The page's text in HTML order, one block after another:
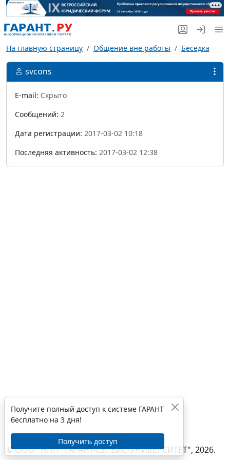
На главную страницу Общение вне работы Беседка
svcons
E-mail: Скрыто
Сообщений: 2
Дата регистрации: 2017-03-02 10:18
Последняя активность: 2017-03-02 12:38
© ООО "НПП "ГАРАНТ-СЕРВИС-УНИВЕРСИТЕТ", 2026.
Получите полный доступ к системе ГАРАНТ
бесплатно на 3 дня!
Получить доступ